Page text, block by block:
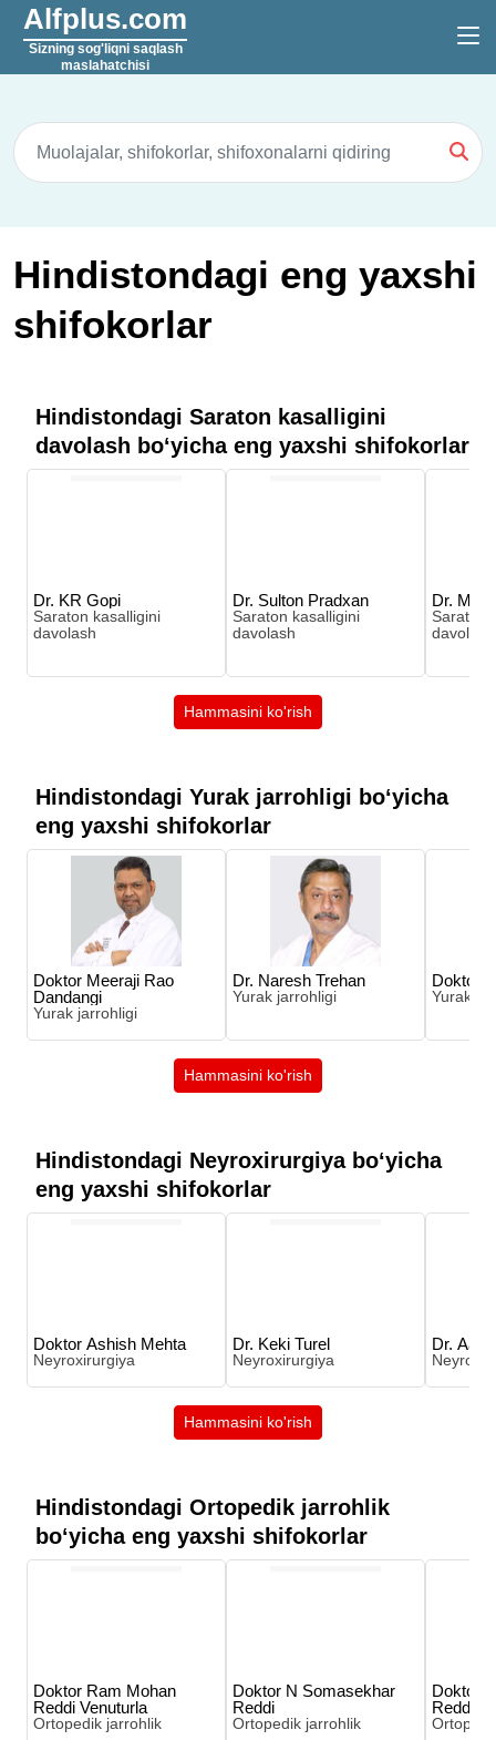
Alfplus.com
Sizning sog'liqni saqlash
maslahatchisi
Hindistondagi eng yaxshi
shifokorlar
Hindistondagi Saraton kasalligini
davolash boʻyicha eng yaxshi shifokorlar
Dr. KR Gopi
Saraton kasalligini
davolash
Dr. Sulton Pradxan
Saraton kasalligini
davolash
Dr.
Saraton
davolash
Hammasini ko'rish
Hindistondagi Yurak jarrohligi boʻyicha
eng yaxshi shifokorlar
Doktor Meeraji Rao
Dandangi
Yurak jarrohligi
Dr. Naresh Trehan
Yurak jarrohligi
Doktor
Yurak
Hammasini ko'rish
Hindistondagi Neyroxirurgiya boʻyicha
eng yaxshi shifokorlar
Doktor Ashish Mehta
Neyroxirurgiya
Dr. Keki Turel
Neyroxirurgiya
Dr.
Hammasini ko'rish
Hindistondagi Ortopedik jarrohlik
boʻyicha eng yaxshi shifokorlar
Doktor Ram Mohan
Reddi Venuturla
Ortopedik jarrohlik
Doktor N Somasekhar
Reddi
Ortopedik jarrohlik
Doktor
Reddi